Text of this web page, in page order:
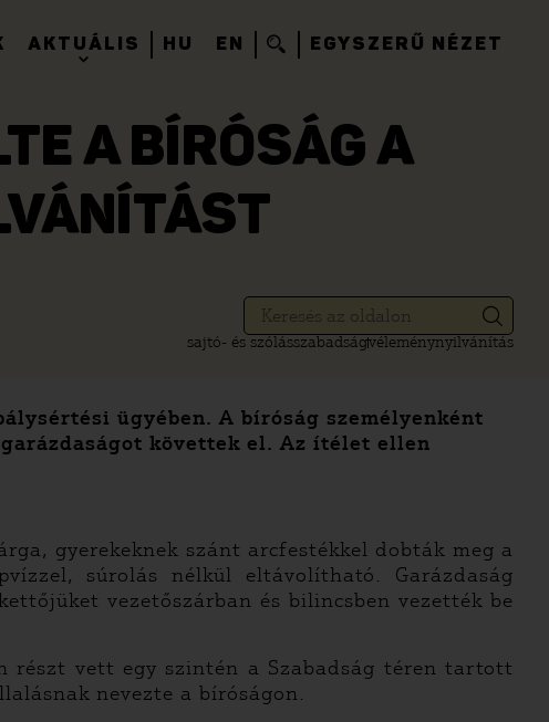
AKTUÁLIS HU EN EGYSZERŰ NÉZET
A BÍRÓSÁG A
sajtó- és szólásszabadságvéleménynyilvánítás
ügyében. A bíróság személyenként
követtek el. Az ítélet ellen
gyerekeknek szánt arcfestékkel dobták meg a
súrolás nélkül eltávolítható. Garázdaság
vezetőszárban és bilincsben vezették be
részt vett egy szintén a Szabadság téren tartott
nevezte a bíróságon.